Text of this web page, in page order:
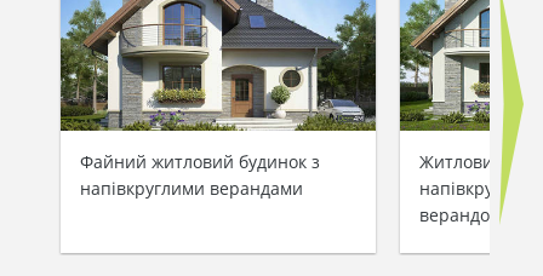
Файний житловий будинок з
напівкруглими верандами
Житловий
верандою